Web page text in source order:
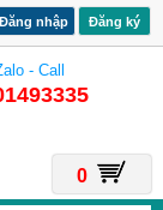
Đăng ký
- Call
0